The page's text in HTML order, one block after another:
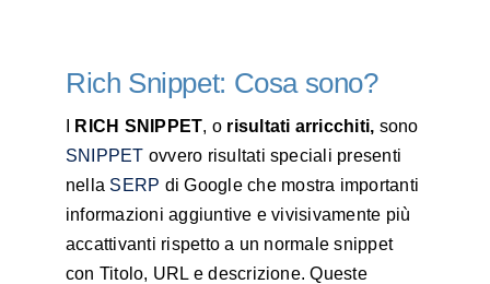
Rich Snippet: Cosa sono?
RICH SNIPPET, o risultati arricchiti, sono
SNIPPET ovvero risultati speciali presenti
nella SERP di Google che mostra importanti
informazioni aggiuntive e vivisivamente più
accattivanti rispetto a un normale snippet
con Titolo, URL e descrizione. Queste